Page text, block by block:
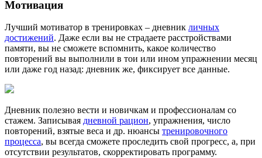
Мотивация
Лучший мотиватор в тренировках – дневник личных
достижений. Даже если вы не страдаете расстройствами
памяти, вы не сможете вспомнить, какое количество
повторений вы выполнили в тои или ином упражнении месяц
или даже год назад: дневник же, фиксирует все данные.
Дневник полезно вести и новичкам и профессионалам со
стажем. Записывая дневной рацион, упражнения, число
повторений, взятые веса и др. нюансы тренировочного
процесса, вы всегда сможете проследить свой прогресс, а, при
отсутствии результатов, скорректировать программу.